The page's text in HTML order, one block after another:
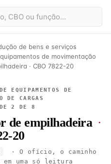
de bens e serviços
de movimentação
· CBO 7822-20
EQUIPAMENTOS DE
DE CARGAS
2 DE 8
de empilhadeira ·
20
· O ofício, o caminho
em uma só leitura